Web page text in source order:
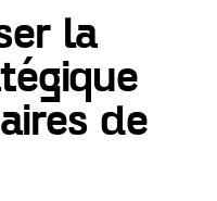
la
de